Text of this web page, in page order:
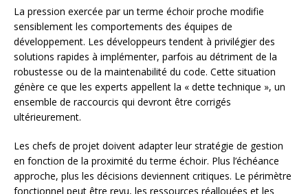
La pression exercée par un terme échoir proche modifie
sensiblement les comportements des équipes de
développement. Les développeurs tendent à privilégier des
solutions rapides à implémenter, parfois au détriment de la
robustesse ou de la maintenabilité du code. Cette situation
génère ce que les experts appellent la « dette technique », un
ensemble de raccourcis qui devront être corrigés
ultérieurement.
Les chefs de projet doivent adapter leur stratégie de gestion
en fonction de la proximité du terme échoir. Plus l’échéance
approche, plus les décisions deviennent critiques. Le périmètre
fonctionnel peut être revu, les ressources réallouées et les